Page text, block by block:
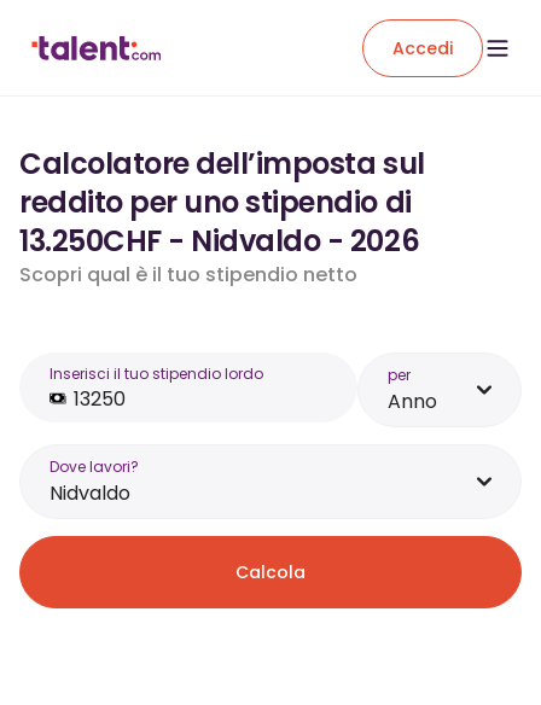
Accedi
Calcolatore dell’imposta sul
reddito per uno stipendio di
13.250CHF - Nidvaldo - 2026
Scopri qual è il tuo stipendio netto
Inserisci il tuo stipendio lordo per
Anno
Dove lavori?
Nidvaldo
Calcola